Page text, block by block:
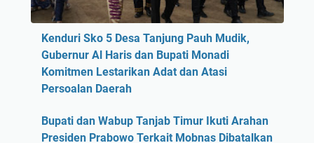
Kenduri Sko 5 Desa Tanjung Pauh Mudik,
Gubernur Al Haris dan Bupati Monadi
Komitmen Lestarikan Adat dan Atasi
Persoalan Daerah
Bupati dan Wabup Tanjab Timur Ikuti Arahan
Presiden Prabowo Terkait Mobnas Dibatalkan